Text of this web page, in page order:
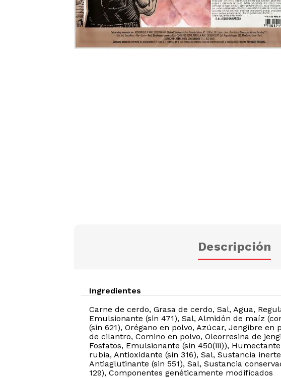
Descripción
Ingredientes
Carne de cerdo, Grasa de cerdo, Sal, Agua,
Emulsionante (sin 471), Sal, Almidón de maíz
(sin 621), Orégano en polvo, Azúcar, Jengibre
de cilantro, Comino en polvo, Oleorresina de
Fosfatos, Emulsionante (sin 450(iii)),
rubia, Antioxidante (sin 316), Sal, Sustancia
Antiaglutinante (sin 551), Sal, Sustancia
129), Componentes genéticamente modificados